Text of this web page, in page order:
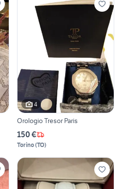
4
Orologio Tresor Paris
150 €
Torino(TO)